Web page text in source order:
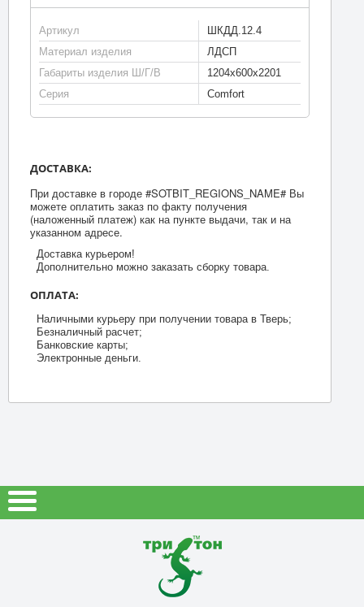
Артикул
ШКДД.12.4
Материал изделия
ЛДСП
Габариты изделия Ш/Г/В
1204х600х2201
Серия
Comfort
ДОСТАВКА:
При доставке в городе #SOTBIT_REGIONS_NAME# Вы
можете оплатить заказ по факту получения
(наложенный платеж) как на пункте выдачи, так и на
указанном адресе.
Доставка курьером!
Дополнительно можно заказать сборку товара.
ОПЛАТА:
Наличными курьеру при получении товара в Тверь;
Безналичный расчет;
Банковские карты;
Электронные деньги.